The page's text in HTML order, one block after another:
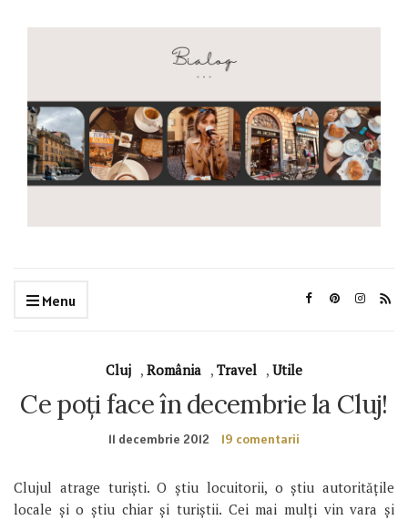
Menu
Cluj , România , Travel , Utile
Ce poți face în decembrie la Cluj!
11 decembrie 2012 19 comentarii
Clujul atrage turiști. O știu locuitorii, o știu autoritățile
locale și o știu chiar și turiștii. Cei mai mulți vin vara și